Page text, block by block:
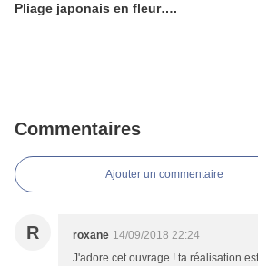
Pliage japonais en fleur….
Commentaires
Ajouter un commentaire
R roxane 14/09/2018 22:24
J'adore cet ouvrage ! ta réalisation